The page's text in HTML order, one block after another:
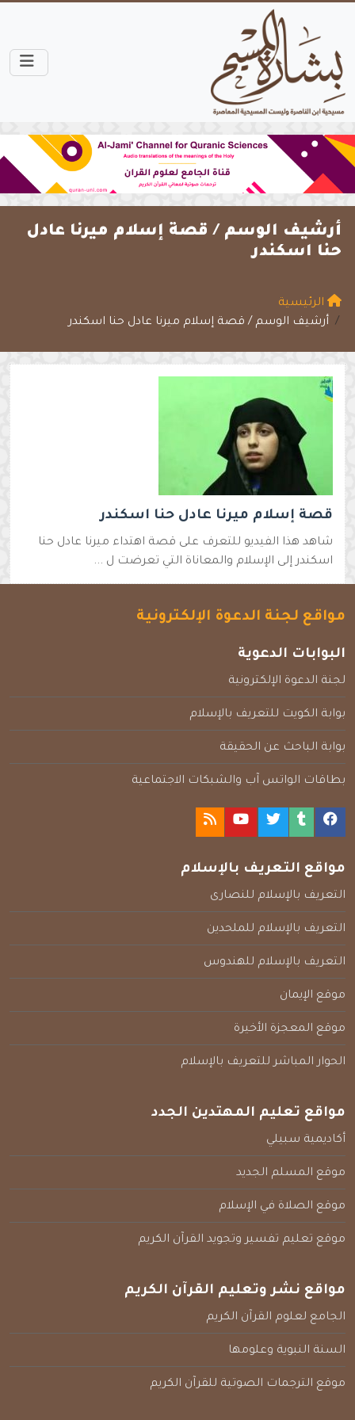
أرشيف الوسم / قصة إسلام ميرنا عادل
حنا اسكندر
الرئيسية
أرشيف الوسم / قصة إسلام ميرنا عادل حنا اسكندر
قصة إسلام ميرنا عادل حنا اسكندر
شاهد هذا الفيديو للتعرف على قصة اهتداء ميرنا عادل حنا
اسكندر إلى الإسلام والمعاناة التي تعرضت ل ...
مواقع لجنة الدعوة الإلكترونية
البوابات الدعوية
لجنة الدعوة الإلكترونية
بوابة الكويت للتعريف بالإسلام
بوابة الباحث عن الحقيقة
بطاقات الواتس آب والشبكات الاجتماعية
مواقع التعريف بالإسلام
التعريف بالإسلام للنصارى
التعريف بالإسلام للملحدين
التعريف بالإسلام للهندوس
موقع الإيمان
موقع المعجزة الأخيرة
الحوار المباشر للتعريف بالإسلام
مواقع تعليم المهتدين الجدد
أكاديمية سبيلي
موقع المسلم الجديد
موقع الصلاة في الإسلام
موقع تعليم تفسير وتجويد القرآن الكريم
مواقع نشر وتعليم القرآن الكريم
الجامع لعلوم القرآن الكريم
السنة النبوية وعلومها
موقع الترجمات الصوتية للقرآن الكريم